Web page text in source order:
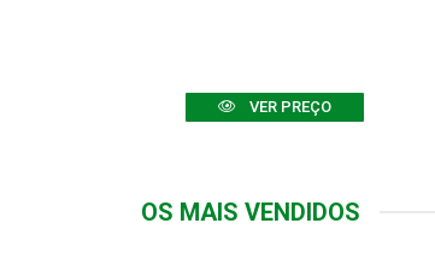
VER PREÇO
OS MAIS VENDIDOS